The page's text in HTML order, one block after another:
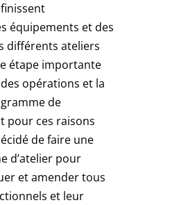
équipements et des
différents ateliers
étape importante
opérations et la
de
pour ces raisons
de faire une
d’atelier pour
et amender tous
et leur